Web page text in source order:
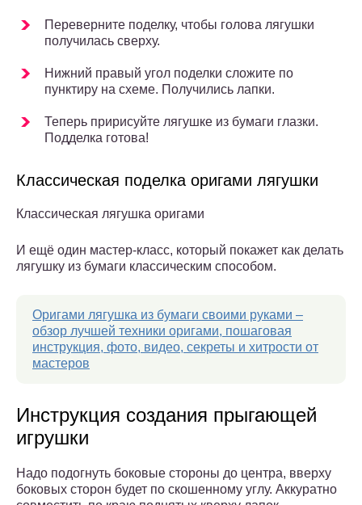
Переверните поделку, чтобы голова лягушки
получилась сверху.
Нижний правый угол поделки сложите по
пунктиру на схеме. Получились лапки.
Теперь пририсуйте лягушке из бумаги глазки.
Подделка готова!
Классическая поделка оригами лягушки
Классическая лягушка оригами
И ещё один мастер-класс, который покажет как делать
лягушку из бумаги классическим способом.
Оригами лягушка из бумаги своими руками –
обзор лучшей техники оригами, пошаговая
инструкция, фото, видео, секреты и хитрости от
мастеров
Инструкция создания прыгающей
игрушки
Надо подогнуть боковые стороны до центра, вверху
боковых сторон будет по скошенному углу. Аккуратно